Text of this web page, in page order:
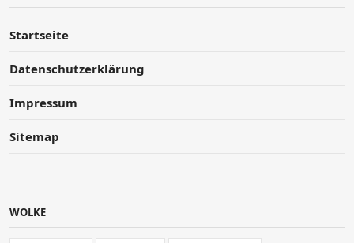
Startseite
Datenschutzerklärung
Impressum
Sitemap
WOLKE